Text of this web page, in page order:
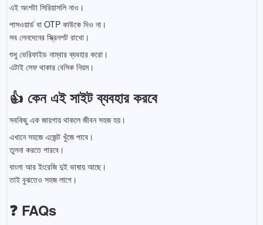
এই অংশটা সিরিয়াসলি নাও।
পাসওয়ার্ড বা OTP কাউকে দিও না।
সব লেনদেনের স্ক্রিনশট রাখো।
শুধু ভেরিফাইড নাম্বার ব্যবহার করো।
এটাই সেফ থাকার বেসিক নিয়ম।
👍 কেন এই সাইট ব্যবহার করবে
সবকিছু এক জায়গায় থাকলে জীবন সহজ হয়।
এখানে সহজে এজেন্ট খুঁজে পাবে।
তুলনা করতে পারবে।
বাংলা আর ইংরেজি দুই ভাষায় আছে।
তাই বুঝতেও সহজ লাগে।
❓ FAQs